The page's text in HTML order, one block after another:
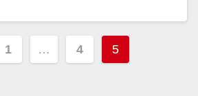
1 … 4 5